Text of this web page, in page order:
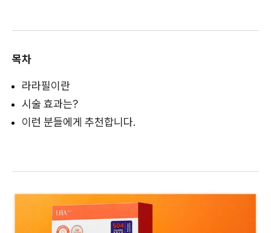
목차
라라필이란
시술 효과는?
이런 분들에게 추천합니다.